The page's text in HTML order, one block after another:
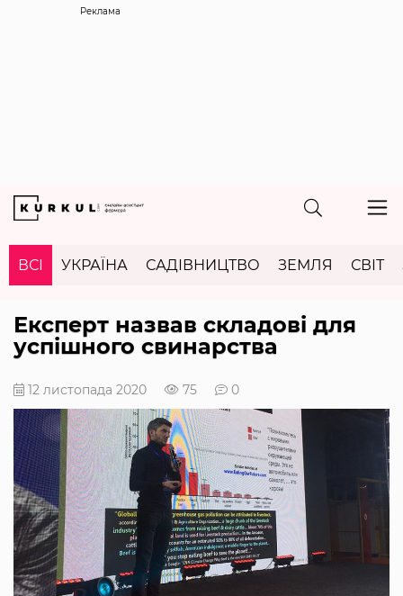
Реклама
ВСІ УКРАЇНА САДІВНИЦТВО ЗЕМЛЯ СВІТ
Експерт назвав складові для
успішного свинарства
12 листопада 2020 75 0